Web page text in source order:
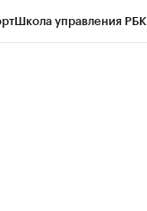
Школа управления РБК